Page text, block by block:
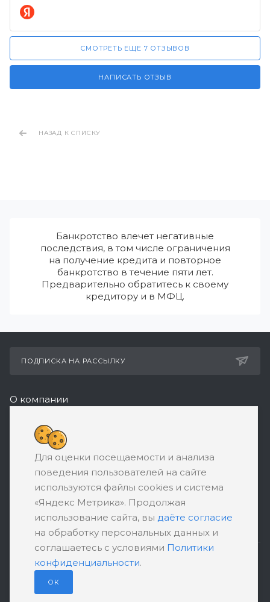
СМОТРЕТЬ ЕЩЕ 7 ОТЗЫВОВ
НАПИСАТЬ ОТЗЫВ
НАЗАД К СПИСКУ
Банкротство влечет негативные
последствия, в том числе ограничения
на получение кредита и повторное
банкротство в течение пяти лет.
Предварительно обратитесь к своему
кредитору и в МФЦ.
ПОДПИСКА НА РАССЫЛКУ
О компании
Реквизиты
8 (800) 550-08-77
ЗАКАЗАТЬ ЗВОНОК
support@ratingbankrotstva.ru
111398, Москва, ул. Плеханова, д. 30,
абонентский ящик №5
ПОЛИТИКА КОНФИДЕНЦИАЛЬНОСТИ
ПОЛЬЗОВАТЕЛЬСКОЕ СОГЛАШЕНИЕ
Для оценки посещаемости и анализа
поведения пользователей на сайте
используются файлы cookies и система
«Яндекс Метрика». Продолжая
использование сайта, вы даёте согласие
на обработку персональных данных и
соглашаетесь с условиями Политики
конфиденциальности.
ОК